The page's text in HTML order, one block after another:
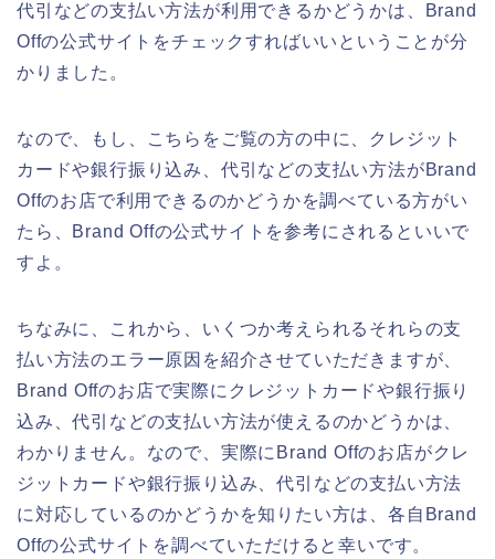
代引などの支払い方法が利用できるかどうかは、Brand
Offの公式サイトをチェックすればいいということが分
かりました。
なので、もし、こちらをご覧の方の中に、クレジット
カードや銀行振り込み、代引などの支払い方法がBrand
Offのお店で利用できるのかどうかを調べている方がい
たら、Brand Offの公式サイトを参考にされるといいで
すよ。
ちなみに、これから、いくつか考えられるそれらの支
払い方法のエラー原因を紹介させていただきますが、
Brand Offのお店で実際にクレジットカードや銀行振り
込み、代引などの支払い方法が使えるのかどうかは、
わかりません。なので、実際にBrand Offのお店がクレ
ジットカードや銀行振り込み、代引などの支払い方法
に対応しているのかどうかを知りたい方は、各自Brand
Offの公式サイトを調べていただけると幸いです。